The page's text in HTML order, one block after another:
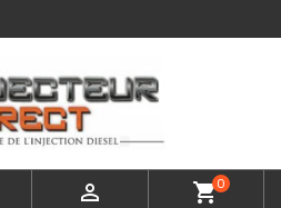
 shopping_cart0